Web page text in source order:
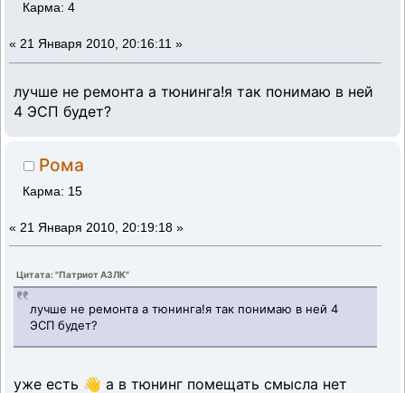
Карма: 4
« 21 Января 2010, 20:16:11 »
лучше не ремонта а тюнинга!я так понимаю в ней
4 ЭСП будет?
Рома
Карма: 15
« 21 Января 2010, 20:19:18 »
Цитата: "Патриот АЗЛК"
лучше не ремонта а тюнинга!я так понимаю в ней 4
ЭСП будет?
уже есть 👋 а в тюнинг помещать смысла нет